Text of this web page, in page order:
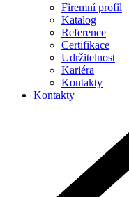
Firemní profil
Katalog
Reference
Certifikace
Udržitelnost
Kariéra
Kontakty
Kontakty